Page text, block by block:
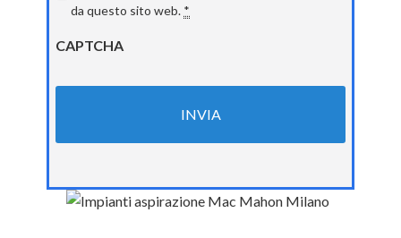
da questo sito web. *
CAPTCHA